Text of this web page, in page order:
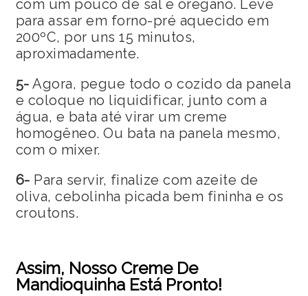
com um pouco de sal e orégano. Leve
para assar em forno-pré aquecido em
200ºC, por uns 15 minutos,
aproximadamente.
5- Agora, pegue todo o cozido da panela
e coloque no liquidificar, junto com a
água, e bata até virar um creme
homogêneo. Ou bata na panela mesmo,
com o mixer.
6- Para servir, finalize com azeite de
oliva, cebolinha picada bem fininha e os
croutons.
Assim, Nosso Creme De
Mandioquinha Está Pronto!